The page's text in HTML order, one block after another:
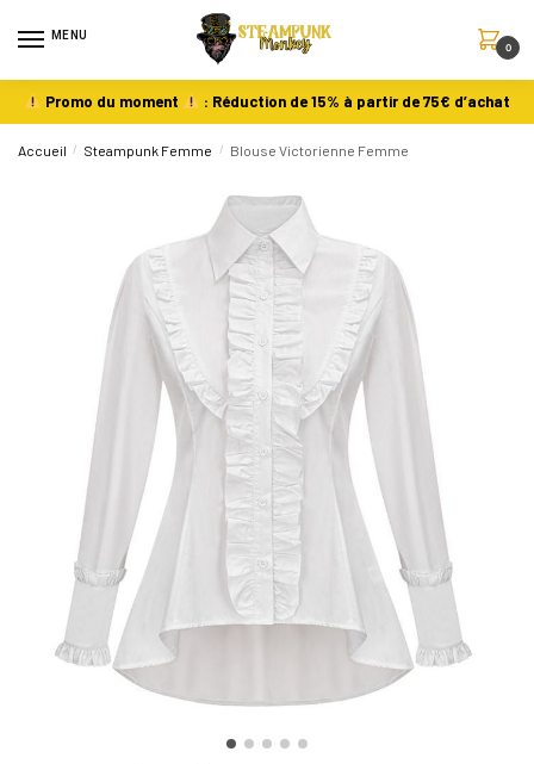
MENU
0
Promo du moment : Réduction de 15% à partir de 75€ d’achat
Accueil / Steampunk Femme / Blouse Victorienne Femme